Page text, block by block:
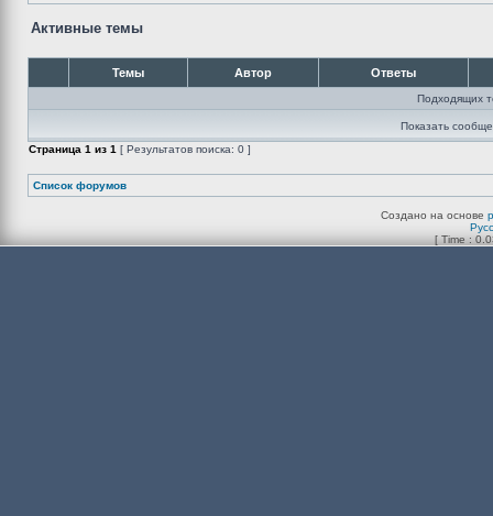
Активные темы
Темы Автор Ответы
Подходящих
Показать
Страница 1 из 1 [ Результатов поиска: 0 ]
Список форумов
Создано на основе
[ Time :